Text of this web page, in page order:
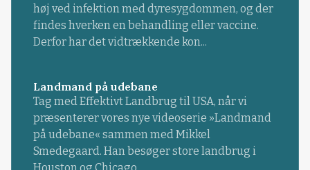
høj ved infektion med dyresygdommen, og der
findes hverken en behandling eller vaccine.
Derfor har det vidtrækkende kon...
Landmand på udebane
Tag med Effektivt Landbrug til USA, når vi
præsenterer vores nye videoserie »Landmand
på udebane« sammen med Mikkel
Smedegaard. Han besøger store landbrug i
Houston og Chicago.